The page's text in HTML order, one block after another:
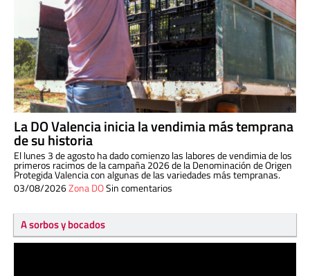
La DO Valencia inicia la vendimia más temprana
de su historia
El lunes 3 de agosto ha dado comienzo las labores de vendimia de los
primeros racimos de la campaña 2026 de la Denominación de Origen
Protegida Valencia con algunas de las variedades más tempranas.
03/08/2026Zona DOSin comentarios
A sorbos y bocados